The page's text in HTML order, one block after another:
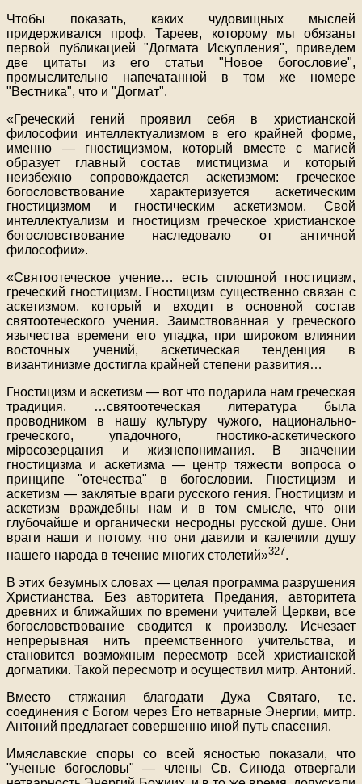
Чтобы показать, каких чудовищных мыслей
придерживался проф. Тареев, которому мы обязаны
первой публикацией "Догмата Искупления", приведем
две цитаты из его статьи "Новое богословие",
промыслительно напечатанной в том же номере
"Вестника", что и "Догмат".
«Греческий гений проявил себя в христианской
философии интеллектуализмом в его крайней форме,
именно — гностицизмом, который вместе с магией
образует главный состав мистицизма и который
неизбежно сопровождается аскетизмом: греческое
богословствование характеризуется аскетическим
гностицизмом и гностическим аскетизмом. Свой
интеллектуализм и гностицизм греческое христианское
богословствование наследовало от античной
философии».
«Святоотеческое учение… есть сплошной гностицизм,
греческий гностицизм. Гностицизм существенно связан с
аскетизмом, который и входит в основной состав
святоотеческого учения. Заимствованная у греческого
язычества времени его упадка, при широком влиянии
восточных учений, аскетическая тенденция в
византинизме достигла крайней степени развития…
Гностицизм и аскетизм — вот что подарила нам греческая
традиция. …святоотеческая литература была
проводником в нашу культуру чужого, национально-
греческого, упадочного, гностико-аскетического
міросозерцания и жизнепонимания. В значении
гностицизма и аскетизма — центр тяжести вопроса о
принципе "отечества" в богословии. Гностицизм и
аскетизм — заклятые враги русского гения. Гностицизм и
аскетизм враждебны нам и в том смысле, что они
глубочайше и органически несродны русской душе. Они
враги наши и потому, что они давили и калечили душу
нашего народа в течение многих столетий»327.
В этих безумных словах — целая программа разрушения
Христианства. Без авторитета Предания, авторитета
древних и ближайших по времени учителей Церкви, все
богословствование сводится к произволу. Исчезает
непрерывная нить преемственного учительства, и
становится возможным пересмотр всей христианской
догматики. Такой пересмотр и осуществил митр. Антоний.
Вместо стяжания благодати Духа Святаго, т.е.
соединения с Богом через Его нетварные Энергии, митр.
Антоний предлагает совершенно иной путь спасения.
Имяславские споры со всей ясностью показали, что
"ученые богословы" — члены Св. Синода отвергали